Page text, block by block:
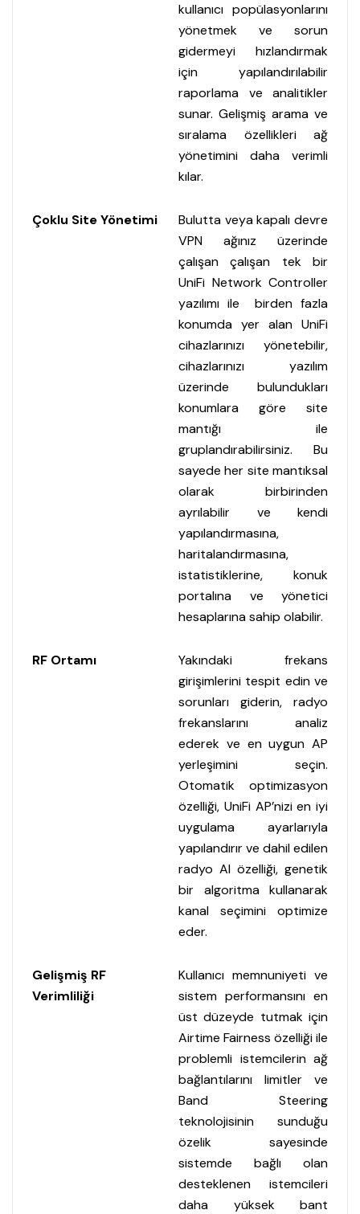
kullanıcı popülasyonlarını
yönetmek ve sorun
gidermeyi hızlandırmak
için yapılandırılabilir
raporlama ve analitikler
sunar. Gelişmiş arama ve
sıralama özellikleri ağ
yönetimini daha verimli
kılar.
Çoklu Site Yönetimi
Bulutta veya kapalı devre
VPN ağınız üzerinde
çalışan çalışan tek bir
UniFi Network Controller
yazılımı ile birden fazla
konumda yer alan UniFi
cihazlarınızı yönetebilir,
cihazlarınızı yazılım
üzerinde bulundukları
konumlara göre site
mantığı ile
gruplandırabilirsiniz. Bu
sayede her site mantıksal
olarak birbirinden
ayrılabilir ve kendi
yapılandırmasına,
haritalandırmasına,
istatistiklerine, konuk
portalına ve yönetici
hesaplarına sahip olabilir.
RF Ortamı
Yakındaki frekans
girişimlerini tespit edin ve
sorunları giderin, radyo
frekanslarını analiz
ederek ve en uygun AP
yerleşimini seçin.
Otomatik optimizasyon
özelliği, UniFi AP’nizi en iyi
uygulama ayarlarıyla
yapılandırır ve dahil edilen
radyo AI özelliği, genetik
bir algoritma kullanarak
kanal seçimini optimize
eder.
Gelişmiş RF
Verimliliği
Kullanıcı memnuniyeti ve
sistem performansını en
üst düzeyde tutmak için
Airtime Fairness özelliği ile
problemli istemcilerin ağ
bağlantılarını limitler ve
Band Steering
teknolojisinin sunduğu
özelik sayesinde
sistemde bağlı olan
desteklenen istemcileri
daha yüksek bant